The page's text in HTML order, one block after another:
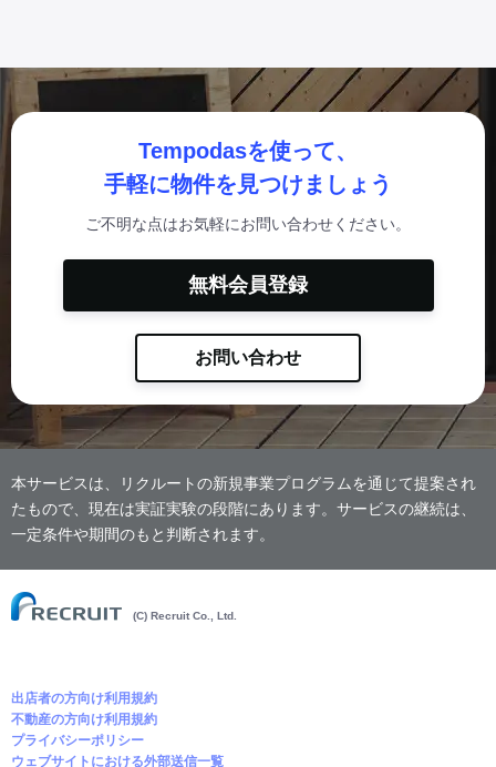
Tempodasを使って、
手軽に物件を見つけましょう
ご不明な点はお気軽にお問い合わせください。
無料会員登録
お問い合わせ
本サービスは、リクルートの新規事業プログラムを通じて提案され
たもので、現在は実証実験の段階にあります。サービスの継続は、
一定条件や期間のもと判断されます。
(C) Recruit Co., Ltd.
出店者の方向け利用規約
不動産の方向け利用規約
プライバシーポリシー
ウェブサイトにおける外部送信一覧